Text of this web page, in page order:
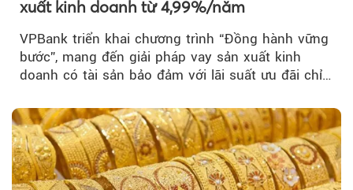
xuất kinh doanh từ 4,99%/năm
VPBank triển khai chương trình “Đồng hành vững
bước”, mang đến giải pháp vay sản xuất kinh
doanh có tài sản bảo đảm với lãi suất ưu đãi chỉ